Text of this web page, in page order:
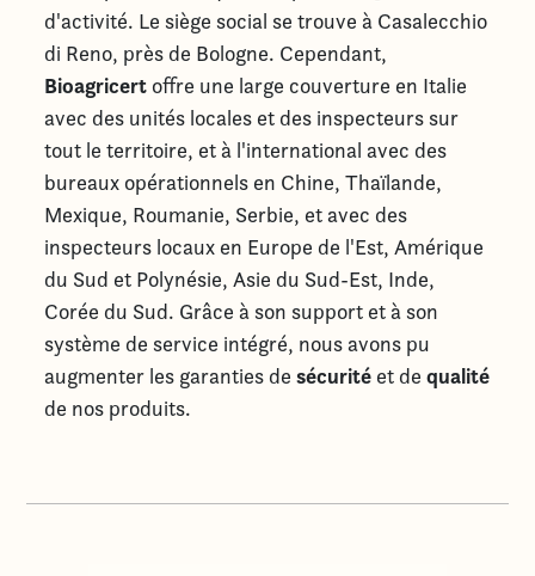
d'activité. Le siège social se trouve à Casalecchio
di Reno, près de Bologne. Cependant,
Bioagricert offre une large couverture en Italie
avec des unités locales et des inspecteurs sur
tout le territoire, et à l'international avec des
bureaux opérationnels en Chine, Thaïlande,
Mexique, Roumanie, Serbie, et avec des
inspecteurs locaux en Europe de l'Est, Amérique
du Sud et Polynésie, Asie du Sud-Est, Inde,
Corée du Sud. Grâce à son support et à son
système de service intégré, nous avons pu
augmenter les garanties desécurité et dequalité
de nos produits.